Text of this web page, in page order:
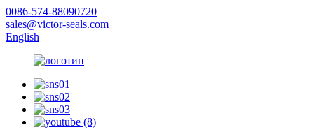
0086-574-88090720
sales@victor-seals.com
English